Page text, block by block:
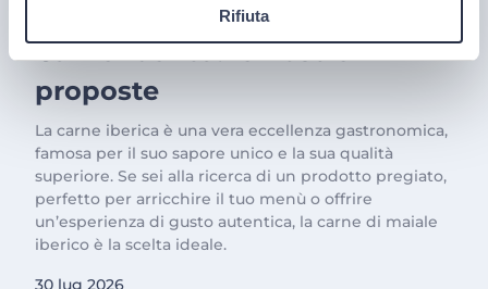
Rifiuta
Il trionfo del gusto con la
Carne Iberica: le nostre
proposte
La carne iberica è una vera eccellenza gastronomica,
famosa per il suo sapore unico e la sua qualità
superiore. Se sei alla ricerca di un prodotto pregiato,
perfetto per arricchire il tuo menù o offrire
un’esperienza di gusto autentica, la carne di maiale
iberico è la scelta ideale.
30 lug 2026